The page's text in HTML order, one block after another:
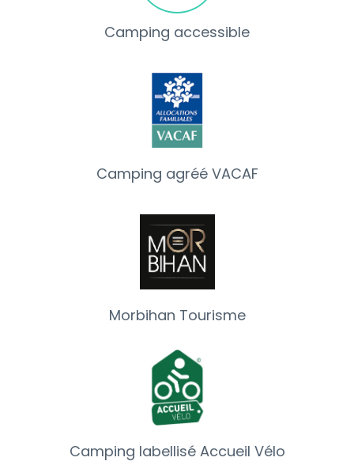
Camping accessible
Camping agréé VACAF
Morbihan Tourisme
Camping labellisé Accueil Vélo